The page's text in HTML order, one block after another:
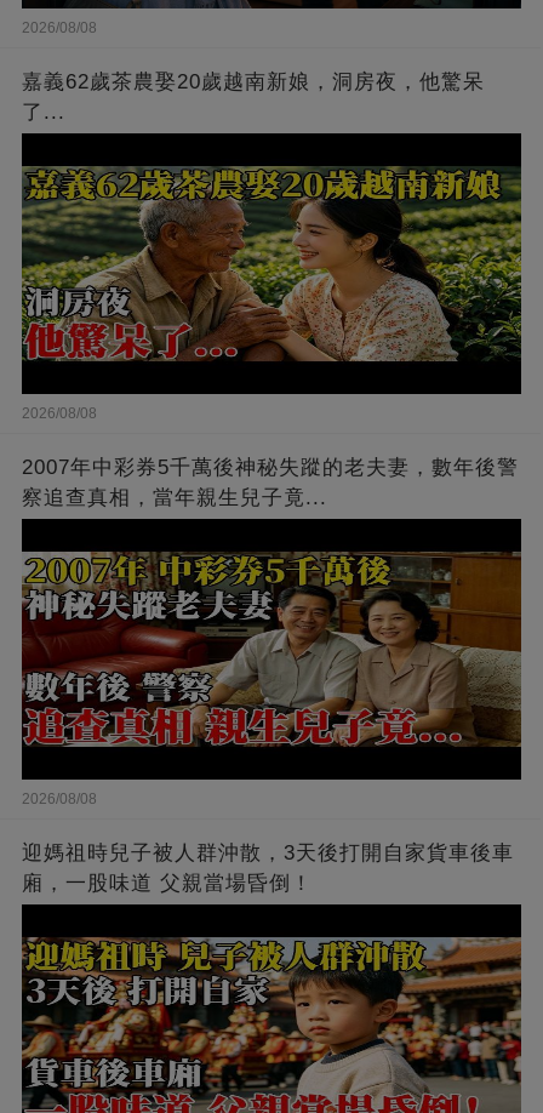
2026/08/08
嘉義62歲茶農娶20歲越南新娘，洞房夜，他驚呆
了...
2026/08/08
2007年中彩券5千萬後神秘失蹤的老夫妻，數年後警
察追查真相，當年親生兒子竟...
2026/08/08
迎媽祖時兒子被人群沖散，3天後打開自家貨車後車
廂，一股味道 父親當場昏倒！